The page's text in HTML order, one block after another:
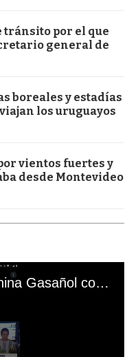
tránsito por el que
general de
boreales y estadías
viajan los uruguayos
vientos fuertes y
desde Montevideo
El mal momento de Yanina Gasañol con un hincha argentino en "Subrayado"